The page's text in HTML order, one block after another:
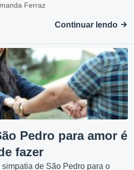
Ferraz
Continuar lendo
Pedro para amor é
fazer
de São Pedro para o